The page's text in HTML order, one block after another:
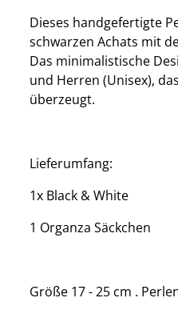
Dieses handgefertigte
schwarzen Achats mit
Das minimalistische
und Herren (Unisex),
überzeugt.
Lieferumfang:
​1x Black & White
1 Organza Säckchen
Größe 17 - 25 cm .